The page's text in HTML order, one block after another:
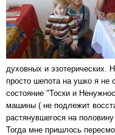
духовных и эзотерических.
просто шепота на ушко я не
состояние "Тоски и
машины ( не подлежит
растянувшегося на
Тогда мне пришлось